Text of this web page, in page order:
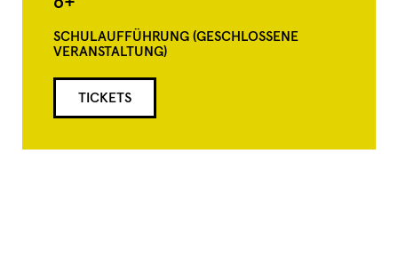
TICKETS
SCHULAUFFÜHRUNG (GESCHLOSSENE
VERANSTALTUNG)